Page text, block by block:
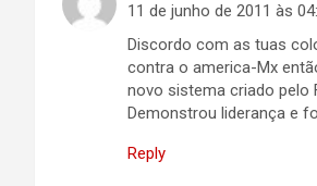
11 de junho de 2011 às
Discordo com as tuas
contra o america-Mx
novo sistema criado pelo
Demonstrou liderança e
Reply